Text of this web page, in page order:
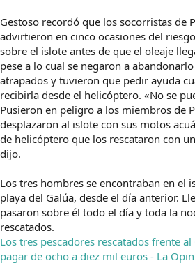
Gestoso recordó que los socorristas de
advirtieron en cinco ocasiones del
sobre el islote antes de que el oleaje
pese a lo cual se negaron a
atrapados y tuvieron que pedir ayuda
recibirla desde el helicóptero. «No se
Pusieron en peligro a los miembros de
desplazaron al islote con sus motos
de helicóptero que los rescataron con
dijo.
Los tres hombres se encontraban en el
playa del Galúa, desde el día anterior.
pasaron sobre él todo el día y toda la
rescatados.
Los tres pescadores rescatados frente
pagar de ocho a diez mil euros - La